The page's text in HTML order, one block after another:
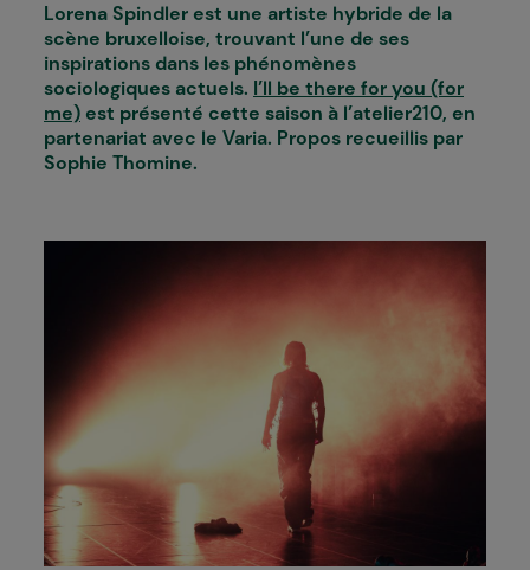
Lorena Spindler est une artiste hybride de la
scène bruxelloise, trouvant l’une de ses
inspirations dans les phénomènes
sociologiques actuels. I’ll be there for you (for
me) est présenté cette saison à l’atelier210, en
partenariat avec le Varia. Propos recueillis par
Sophie Thomine.